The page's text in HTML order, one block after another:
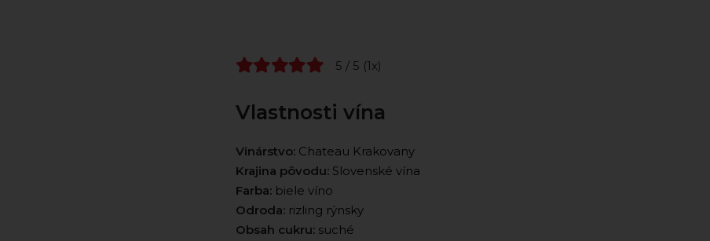
5 / 5 (1x)
Vlastnosti vína
Vinárstvo: Chateau Krakovany
Krajina pôvodu: Slovenské vína
Farba: biele víno
Odroda: rizling rýnsky
Obsah cukru: suché